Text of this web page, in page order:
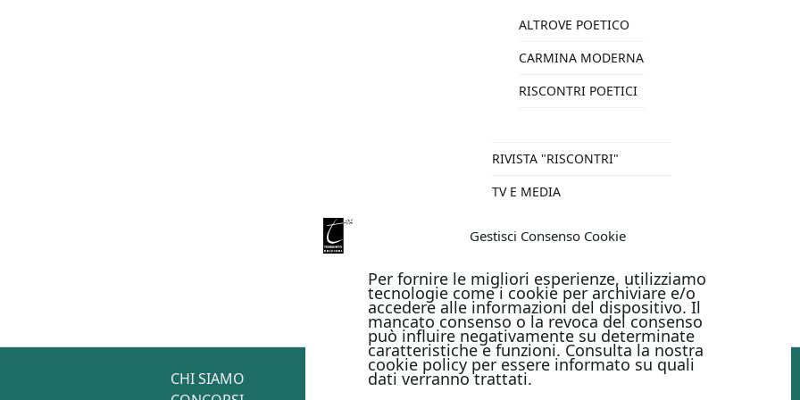
Gestisci Consenso Cookie
Per fornire le migliori esperienze, utilizziamo
tecnologie come i cookie per archiviare e/o
accedere alle informazioni del dispositivo. Il
mancato consenso o la revoca del consenso
può influire negativamente su determinate
caratteristiche e funzioni. Consulta la nostra
cookie policy per essere informato su quali
dati verranno trattati.
ALTROVE POETICO
CARMINA MODERNA
RISCONTRI POETICI
RIVISTA "RISCONTRI"
TV E MEDIA
CHI SIAMO
PAGAMENTI ONLINE CON